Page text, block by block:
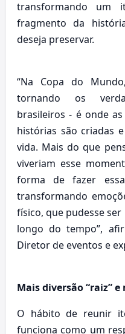
transformando um
fragmento da
deseja preservar.
“Na Copa do
tornando os
brasileiros - é onde
histórias são criadas
vida. Mais do que
viveriam esse
forma de fazer
transformando
físico, que pudesse
longo do tempo”,
Diretor de eventos e
Mais diversão “raiz”
O hábito de reunir
funciona como um